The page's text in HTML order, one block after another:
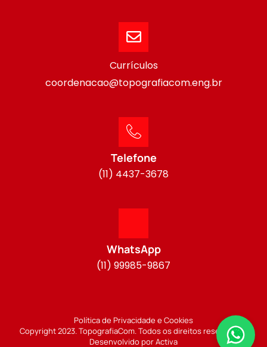
Currículos
coordenacao@topografiacom.eng.br
Telefone
(11) 4437-3678
WhatsApp
(11) 99985-9867
Política de Privacidade e Cookies
Copyright 2023. TopografiaCom. Todos os direitos reservados.
Desenvolvido por Activa